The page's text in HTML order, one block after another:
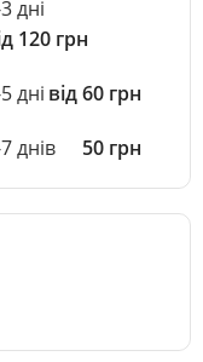
дні
120 грн
дні від 60 грн
днів 50 грн